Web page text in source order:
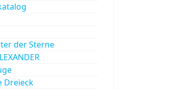
der Sterne
Dreieck